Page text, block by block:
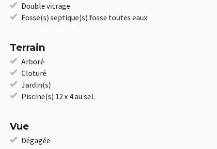
Double vitrage
Fosse(s) septique(s) fosse toutes eaux
Terrain
Arboré
Cloturé
Jardin(s)
Piscine(s) 12 x 4 au sel.
Vue
Dégagée